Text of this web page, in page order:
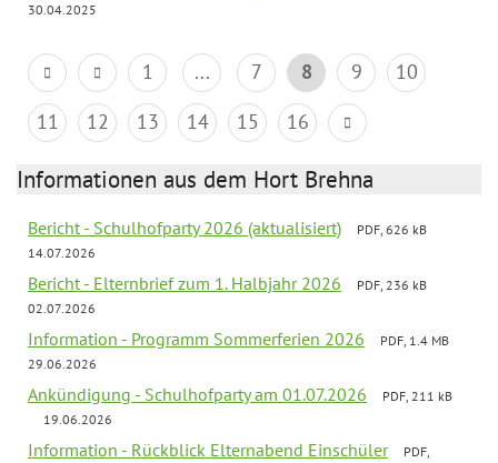
30.04.2025
1 ... 7 8 9
10
11
12 13 14 15 16
Informationen aus dem Hort Brehna
Bericht - Schulhofparty 2026 (aktualisiert)
PDF, 626 kB
14.07.2026
Bericht - Elternbrief zum 1. Halbjahr 2026
PDF, 236 kB
02.07.2026
Information - Programm Sommerferien 2026
PDF, 1.4 MB
29.06.2026
Ankündigung - Schulhofparty am 01.07.2026
PDF, 211 kB
19.06.2026
Information - Rückblick Elternabend Einschüler
PDF,